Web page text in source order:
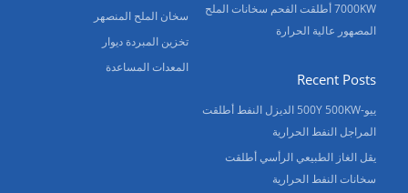
سخان الملح المنصهر
تخزين المبردة ديوار
المعدات المساعدة
7000KW أطلقت الفحم سخانات الملح
المصهور عالية الحرارة
Recent Posts
ييو-500Y 500KW الديزل النفط أطلقت
المراجل النفط الحرارية
يقل الغاز الطبيعي الرأسي أطلقت
سخانات النفط الحرارية